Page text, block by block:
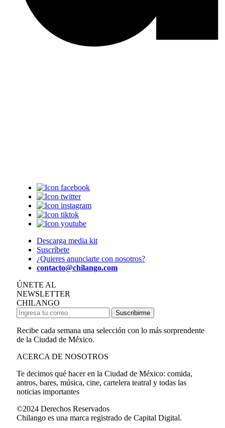
Descarga media kit
Suscríbete
¿Quieres anunciarte con nosotros?
contacto@chilango.com
ÚNETE AL
NEWSLETTER
CHILANGO
Suscribirme
Recibe cada semana una selección con lo más sorprendente
de la Ciudad de México.
ACERCA DE NOSOTROS
Te decimos qué hacer en la Ciudad de México: comida,
antros, bares, música, cine, cartelera teatral y todas las
noticias importantes
©2024 Derechos Reservados
Chilango es una marca registrado de Capital Digital.